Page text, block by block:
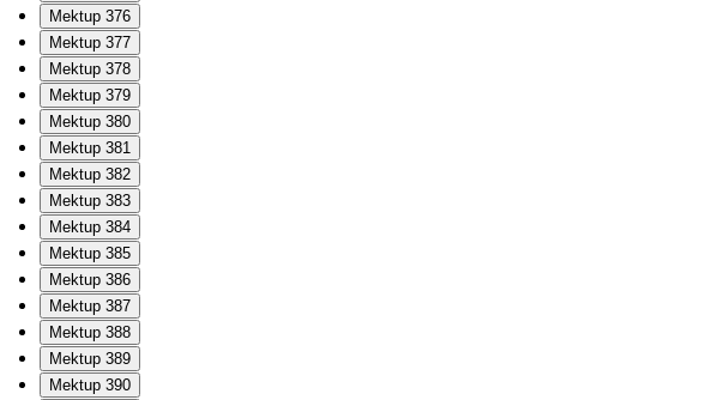
Mektup 376
Mektup 377
Mektup 378
Mektup 379
Mektup 380
Mektup 381
Mektup 382
Mektup 383
Mektup 384
Mektup 385
Mektup 386
Mektup 387
Mektup 388
Mektup 389
Mektup 390